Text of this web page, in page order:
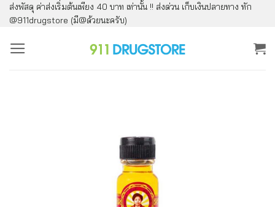
ข้าม
ไป
ยัง
ส่งพัสดุ ค่าส่งเริ่มต้นเพียง 40 บาท เท่านั้น !! ส่งด่วน เก็บเงินปลายทาง ทัก
@911drugstore (มี@ด้วยนะครับ)